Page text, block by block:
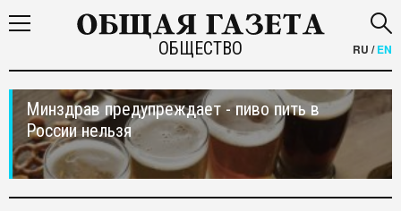
ОБЩЕСТВО RU /EN
Минздрав предупреждает - пиво пить в
России нельзя